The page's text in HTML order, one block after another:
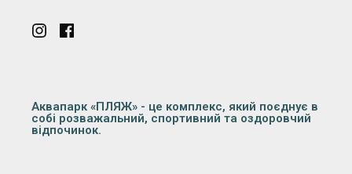
Аквапарк «ПЛЯЖ» - це комплекс, який поєднує в
собі розважальний, спортивний та оздоровчий
відпочинок.